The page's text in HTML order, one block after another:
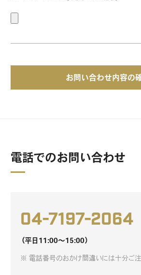
お問い合わせ内容の
電話でのお問い合わせ
04-7197-2064
（平日11:00～15:00）
※ 電話番号のおかけ間違いには十分ご注